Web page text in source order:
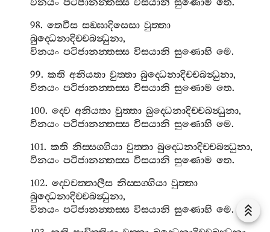
විනයං පටිජානන‍්තස‍්ස විසයානි සුණොම තෙ.
98.තෙවීස සඞ‍්ඝාදිසෙසා වුත‍්තා
බුද‍්ධෙනාදිච‍්චබන්‍ධුනා,
විනයං පටිජානන‍්තස‍්ස විසයානි සුණොහි මෙ.
99.කති අනියතා වුත‍්තා බුද‍්ධෙනාදිච‍්චබන්‍ධුනා,
විනයං පටිජානන‍්තස‍්ස විසයානි සුණොම තෙ.
100.ද‍්වෙ අනියතා වුත‍්තා බුද‍්ධෙනාදිච‍්චබන්‍ධුනා,
විනයං පටිජානන‍්තස‍්ස විසයානි සුණොහි මෙ.
101.කති නිස‍්සග‍්ගියා වුත‍්තා බුද‍්ධෙනාදිච‍්චබන්‍ධුනා,
විනයං පටිජානන‍්තස‍්ස විසයානි සුණොම තෙ.
102.ද‍්වෙචත‍්තාලීස නිස‍්සග‍්ගියා වුත‍්තා
බුද‍්ධෙනාදිච‍්චබන්‍ධුනා,
විනයං පටිජානන‍්තස‍්ස විසයානි සුණොහි මෙ.